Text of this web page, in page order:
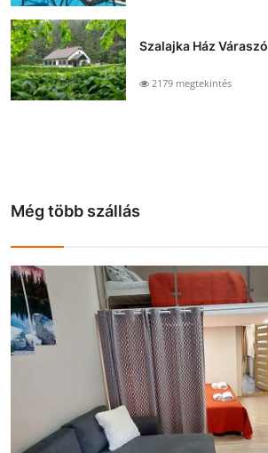
Szalajka Ház Váraszó
2179 megtekintés
Még több szállás